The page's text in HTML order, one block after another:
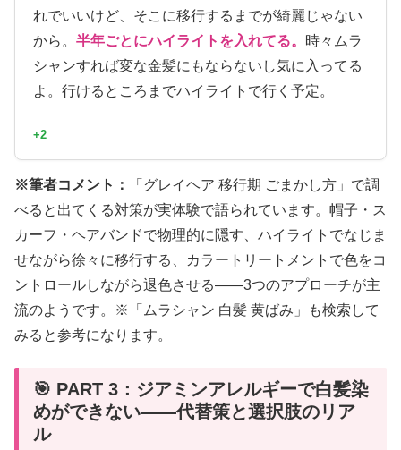
れでいいけど、そこに移行するまでが綺麗じゃない
から。 半年ごとにハイライトを入れてる。 時々ムラ
シャンすれば変な金髪にもならないし気に入ってる
よ。行けるところまでハイライトで行く予定。
+2
※筆者コメント：
「グレイヘア 移行期 ごまかし方」で調
べると出てくる対策が実体験で語られています。帽子・ス
カーフ・ヘアバンドで物理的に隠す、ハイライトでなじま
せながら徐々に移行する、カラートリートメントで色をコ
ントロールしながら退色させる——3つのアプローチが主
流のようです。※「ムラシャン 白髪 黄ばみ」も検索して
みると参考になります。
🎯 PART 3：ジアミンアレルギーで白髪染
めができない——代替策と選択肢のリア
ル